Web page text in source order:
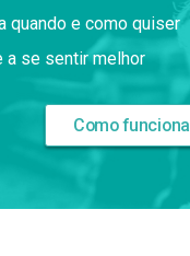
quando e como quiser
a se sentir melhor
Como funciona